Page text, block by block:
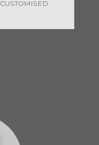
CUSTOMISED